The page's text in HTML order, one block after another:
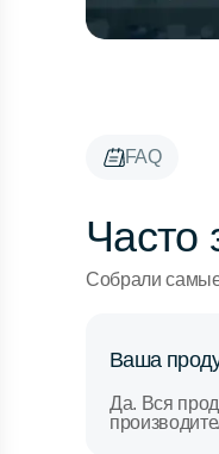
FAQ
Часто
Собрали
Ваша
Да. Вся